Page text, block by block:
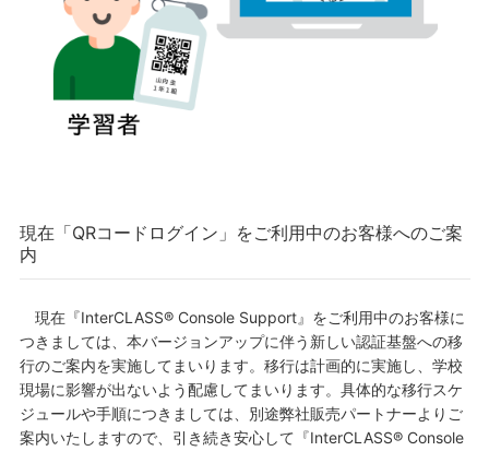
現在「QRコードログイン」をご利用中のお客様へのご案
内
現在『InterCLASS® Console Support』をご利用中のお客様に
つきましては、本バージョンアップに伴う新しい認証基盤への移
行のご案内を実施してまいります。移行は計画的に実施し、学校
現場に影響が出ないよう配慮してまいります。具体的な移行スケ
ジュールや手順につきましては、別途弊社販売パートナーよりご
案内いたしますので、引き続き安心して『InterCLASS® Console